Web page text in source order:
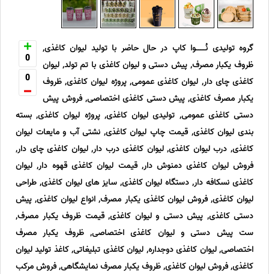
0
0
گروه تولیدی نُــــوا کاپ در حال حاضر با تولید لیوان کاغذی,
ظروف یکبار مصرف, پیش دستی و لیوان کاغذی با تم تولد, لیوان
کاغذی چای دار, لیوان کاغذی عمومی, پروژه لیوان کاغذی, ظروف
یکبار مصرف کاغذی, پیش دستی کاغذی اختصاصی, فروش پیش
دستی کاغذی عمومی, تولیدی لیوان کاغذی, پروژه لیوان کاغذی, بسته
بندی لیوان کاغذی, قیمت چاپ لیوان کاغذی, نشتی آب و مایعات لیوان
کاغذی, درب لیوان کاغذی, لیوان کاغذی درب دار, لیوان کاغذی چای دار,
فروش لیوان کاغذی دمنوش دار, قیمت لیوان کاغذی قهوه دار, لیوان
کاغذی نسکافه دار, دستگاه لیوان کاغذی, سایز های لیوان کاغذی, طراحی
لیوان کاغذی, فروش لیوان کاغذی یکبار مصرف, انواع لیوان کاغذی, پیش
دستی کاغذی, پیش دستی و لیوان کاغذی, قیمت ظروف یکبار مصرف,
ست پیش دستی و لیوان کاغذی اختصاصی, ظروف یکبار مصرف
اختصاصی, لیوان کاغذی دوجداره, لیوان کاغذی تبلیغاتی, کاغذ تولید لیوان
کاغذی, فروش لیوان کاغذی, ظروف یکبار مصرف نمایشگاهی, فروش مرکب